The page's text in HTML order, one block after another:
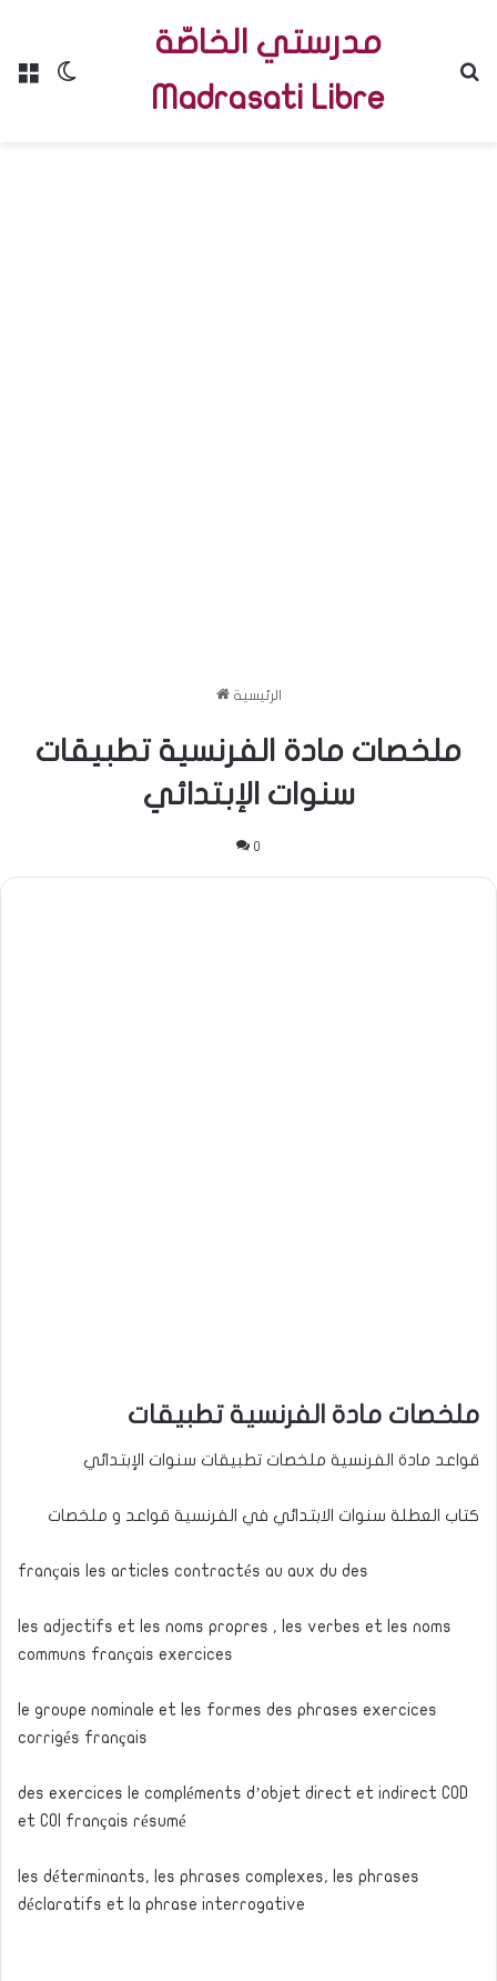
Menu
مدرستي الخاصّة
Madrasati Libre
الرئيسية
ملخصات مادة الفرنسية تطبيقات
سنوات الإبتدائي
0
ملخصات مادة الفرنسية تطبيقات
قواعد مادة الفرنسية ملخصات تطبيقات سنوات الإبتدائي
كتاب العطلة سنوات الابتدائي في الفرنسية قواعد و ملخصات
français les articles contractés au aux du des
les adjectifs et les noms propres , les verbes et les noms
communs français exercices
le groupe nominale et les formes des phrases exercices
corrigés français
des exercices le compléments d’objet direct et indirect COD
et COI français résumé
les déterminants, les phrases complexes, les phrases
déclaratifs et la phrase interrogative